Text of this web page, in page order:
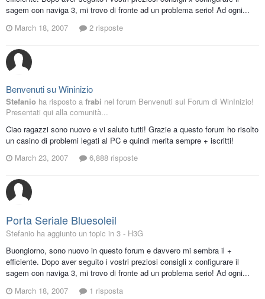
sagem con naviga 3, mi trovo di fronte ad un problema serio! Ad ogni...
March 18, 2007
2 risposte
Benvenuti su Wininizio
Stefanio ha risposto a frabi nel forum Benvenuti sul Forum di WinInizio!
Presentati qui alla comunità...
Ciao ragazzi sono nuovo e vi saluto tutti! Grazie a questo forum ho risolto
un casino di problemi legati al PC e quindi merita sempre + iscritti!
March 23, 2007
6,888 risposte
Porta Seriale Bluesoleil
Stefanio ha aggiunto un topic in 3 - H3G
Buongiorno, sono nuovo in questo forum e davvero mi sembra il +
efficiente. Dopo aver seguito i vostri preziosi consigli x configurare il
sagem con naviga 3, mi trovo di fronte ad un problema serio! Ad ogni...
March 18, 2007
1 risposta